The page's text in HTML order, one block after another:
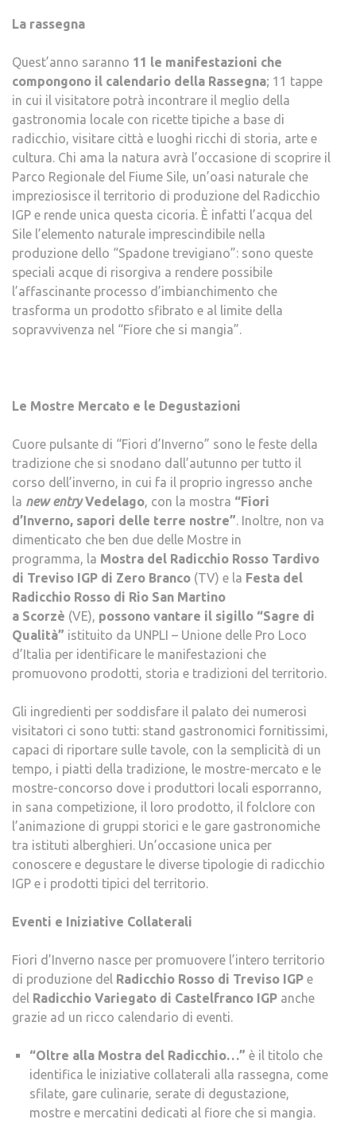
La rassegna
Quest’anno saranno 11 le manifestazioni che
compongono il calendario della Rassegna; 11 tappe
in cui il visitatore potrà incontrare il meglio della
gastronomia locale con ricette tipiche a base di
radicchio, visitare città e luoghi ricchi di storia, arte e
cultura. Chi ama la natura avrà l’occasione di scoprire il
Parco Regionale del Fiume Sile, un’oasi naturale che
impreziosisce il territorio di produzione del Radicchio
IGP e rende unica questa cicoria. È infatti l’acqua del
Sile l’elemento naturale imprescindibile nella
produzione dello “Spadone trevigiano”: sono queste
speciali acque di risorgiva a rendere possibile
l’affascinante processo d’imbianchimento che
trasforma un prodotto sfibrato e al limite della
sopravvivenza nel “Fiore che si mangia”.
Le Mostre Mercato e le Degustazioni
Cuore pulsante di “Fiori d’Inverno” sono le feste della
tradizione che si snodano dall’autunno per tutto il
corso dell’inverno, in cui fa il proprio ingresso anche
la new entry Vedelago, con la mostra “Fiori
d’Inverno, sapori delle terre nostre”. Inoltre, non va
dimenticato che ben due delle Mostre in
programma, la Mostra del Radicchio Rosso Tardivo
di Treviso IGP di Zero Branco (TV) e la Festa del
Radicchio Rosso di Rio San Martino
a Scorzè (VE), possono vantare il sigillo “Sagre di
Qualità” istituito da UNPLI – Unione delle Pro Loco
d’Italia per identificare le manifestazioni che
promuovono prodotti, storia e tradizioni del territorio.
Gli ingredienti per soddisfare il palato dei numerosi
visitatori ci sono tutti: stand gastronomici fornitissimi,
capaci di riportare sulle tavole, con la semplicità di un
tempo, i piatti della tradizione, le mostre-mercato e le
mostre-concorso dove i produttori locali esporranno,
in sana competizione, il loro prodotto, il folclore con
l’animazione di gruppi storici e le gare gastronomiche
tra istituti alberghieri. Un’occasione unica per
conoscere e degustare le diverse tipologie di radicchio
IGP e i prodotti tipici del territorio.
Eventi e Iniziative Collaterali
Fiori d’Inverno nasce per promuovere l’intero territorio
di produzione del Radicchio Rosso di Treviso IGP e
del Radicchio Variegato di Castelfranco IGP anche
grazie ad un ricco calendario di eventi.
“Oltre alla Mostra del Radicchio…” è il titolo che
identifica le iniziative collaterali alla rassegna, come
sfilate, gare culinarie, serate di degustazione,
mostre e mercatini dedicati al fiore che si mangia.